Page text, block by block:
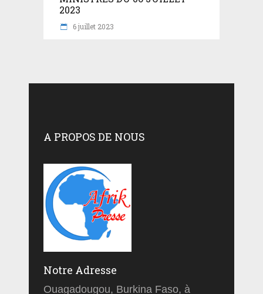
2023
6 juillet 2023
A PROPOS DE NOUS
Notre Adresse
Ouagadougou, Burkina Faso, à